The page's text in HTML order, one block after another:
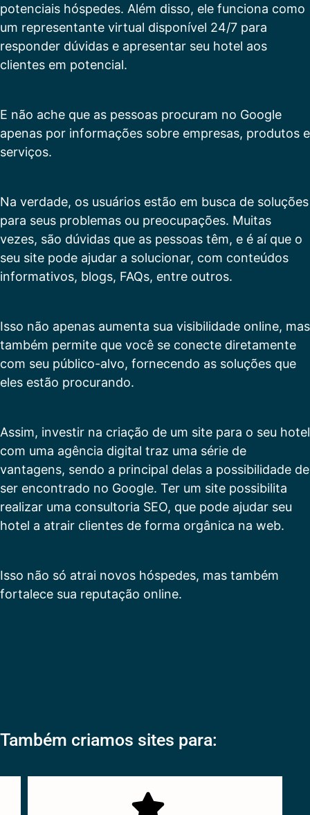
potenciais hóspedes. Além disso, ele funciona como
um representante virtual disponível 24/7 para
responder dúvidas e apresentar seu hotel aos
clientes em potencial.
E não ache que as pessoas procuram no Google
apenas por informações sobre empresas, produtos e
serviços.
Na verdade, os usuários estão em busca de soluções
para seus problemas ou preocupações. Muitas
vezes, são dúvidas que as pessoas têm, e é aí que o
seu site pode ajudar a solucionar, com conteúdos
informativos, blogs, FAQs, entre outros.
Isso não apenas aumenta sua visibilidade online, mas
também permite que você se conecte diretamente
com seu público-alvo, fornecendo as soluções que
eles estão procurando.
Assim, investir na criação de um site para o seu hotel
com uma agência digital traz uma série de
vantagens, sendo a principal delas a possibilidade de
ser encontrado no Google. Ter um site possibilita
realizar uma consultoria SEO, que pode ajudar seu
hotel a atrair clientes de forma orgânica na web.
Isso não só atrai novos hóspedes, mas também
fortalece sua reputação online.
Também criamos sites para: